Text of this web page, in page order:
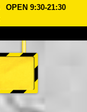
OPEN 9:30-21:30
कीमत